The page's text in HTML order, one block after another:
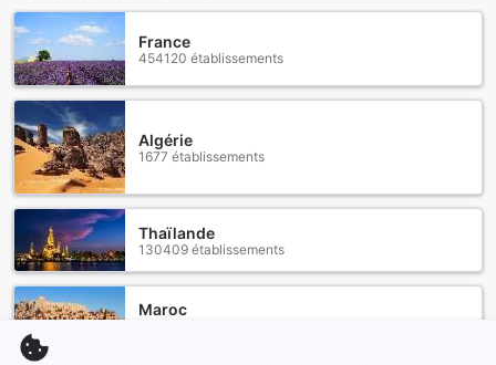
France
454120 établissements
Algérie
1677 établissements
Thaïlande
130409 établissements
Maroc